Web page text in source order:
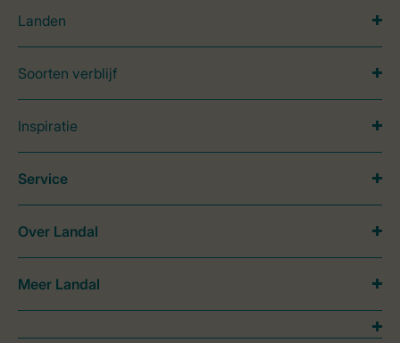
Landen
Soorten verblijf
Inspiratie
Service
Over Landal
Meer Landal